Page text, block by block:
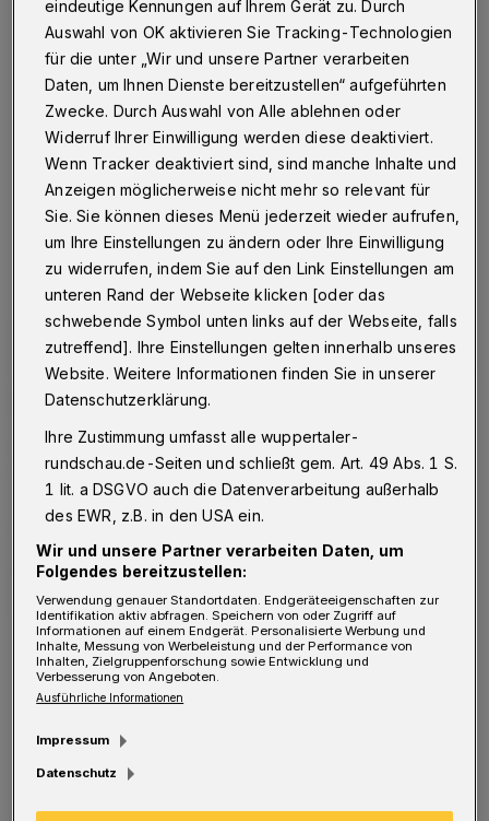
Wuppertal·Wer es ganz eilig hat, die neueste
Ausgabe der Wuppertaler Rundschau zu lesen, kann
das bereits am Samstag ab 0 Uhr - zumindest in der
08.08.2026 , 00:00 Uhr Eine Minute Lesezeit
Die Titelseite der aktuellen Ausgabe.
Foto: Rundschau
eindeutige Kennungen auf Ihrem Gerät zu. Durch
Auswahl von OK aktivieren Sie Tracking-Technologien
für die unter „Wir und unsere Partner verarbeiten
Daten, um Ihnen Dienste bereitzustellen“ aufgeführten
Zwecke. Durch Auswahl von Alle ablehnen oder
Widerruf Ihrer Einwilligung werden diese deaktiviert.
Wenn Tracker deaktiviert sind, sind manche Inhalte und
Anzeigen möglicherweise nicht mehr so relevant für
Sie. Sie können dieses Menü jederzeit wieder aufrufen,
um Ihre Einstellungen zu ändern oder Ihre Einwilligung
zu widerrufen, indem Sie auf den Link Einstellungen am
unteren Rand der Webseite klicken [oder das
schwebende Symbol unten links auf der Webseite, falls
zutreffend]. Ihre Einstellungen gelten innerhalb unseres
Website. Weitere Informationen finden Sie in unserer
Datenschutzerklärung.
Ihre Zustimmung umfasst alle wuppertaler-
rundschau.de-Seiten und schließt gem. Art. 49 Abs. 1 S.
1 lit. a DSGVO auch die Datenverarbeitung außerhalb
des EWR, z.B. in den USA ein.
Wir und unsere Partner verarbeiten Daten, um
Folgendes bereitzustellen:
Verwendung genauer Standortdaten. Endgeräteeigenschaften zur
Identifikation aktiv abfragen. Speichern von oder Zugriff auf
Informationen auf einem Endgerät. Personalisierte Werbung und
Inhalte, Messung von Werbeleistung und der Performance von
Inhalten, Zielgruppenforschung sowie Entwicklung und
Verbesserung von Angeboten.
Ausführliche Informationen
Impressum
Datenschutz